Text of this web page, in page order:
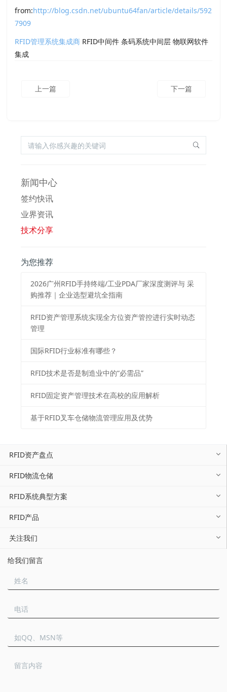
from:http://blog.csdn.net/ubuntu64fan/article/details/592
7909
RFID管理系统集成商 RFID中间件 条码系统中间层 物联网软件
集成
上一篇 下一篇
新闻中心
签约快讯
业界资讯
技术分享
为您推荐
2026⼴州RFID⼿持终端/⼯业PDA⼚家深度测评与 采
购推荐｜企业选型避坑全指南
RFID资产管理系统实现全方位资产管控进行实时动态
管理
国际RFID行业标准有哪些？
RFID技术是否是制造业中的“必需品”
RFID固定资产管理技术在高校的应用解析
基于RFID叉车仓储物流管理应用及优势
RFID资产盘点
RFID物流仓储
RFID系统典型方案
RFID产品
关注我们
给我们留言